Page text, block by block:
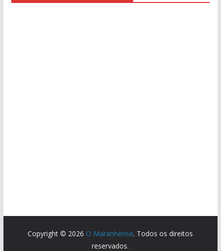
Copyright © 2026 O Maranhense. Todos os direitos
reservados.